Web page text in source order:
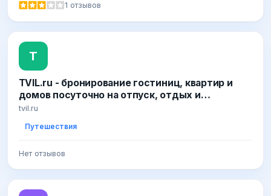
1 отзывов
T
TVIL.ru - бронирование гостиниц, квартир и
домов посуточно на отпуск, отдых и
выходные: Москва, Санкт-Петербург, Сочи,
tvil.ru
Путешествия
Нет отзывов